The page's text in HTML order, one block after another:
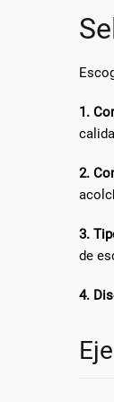
1.
2.
3.
de
4.